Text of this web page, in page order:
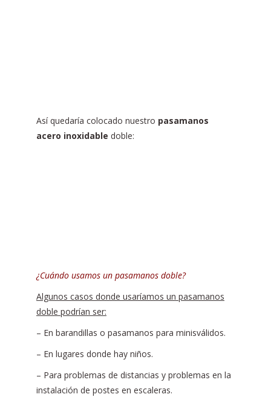
Así quedaría colocado nuestro pasamanos
acero inoxidable doble:
¿Cuándo usamos un pasamanos doble?
Algunos casos donde usaríamos un pasamanos
doble podrían ser:
– En barandillas o pasamanos para minisválidos.
– En lugares donde hay niños.
– Para problemas de distancias y problemas en la
instalación de postes en escaleras.